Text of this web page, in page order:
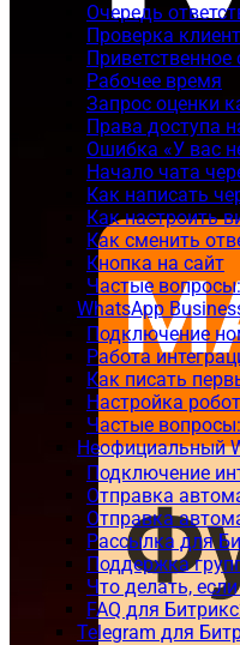
Очередь
Проверка
Рабочее время
Запрос оценки
Права доступа
Ошибка «У вас
Начало чата
Как написать
Как настроить
Как сменить
Кнопка на сайт
Частые
WhatsApp
Подключение
Работа
Как писать
Настройка
Частые
Неофициальный
Подключение
Отправка
Отправка
Рассылка для
Поддержка
Что делать,
FAQ для
Telegram для